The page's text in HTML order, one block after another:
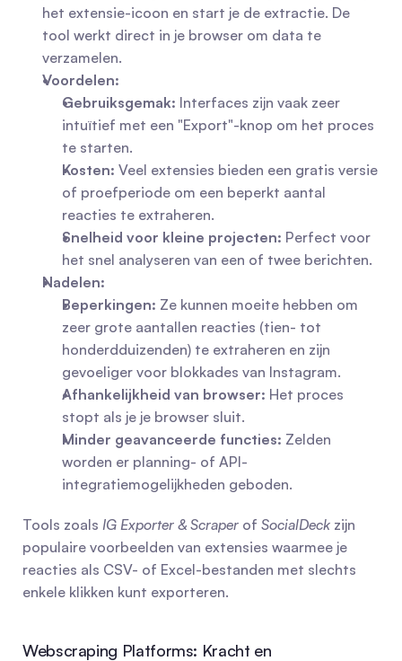
het extensie-icoon en start je de extractie. De
tool werkt direct in je browser om data te
verzamelen.
Voordelen:
Gebruiksgemak: Interfaces zijn vaak zeer
intuïtief met een "Export"-knop om het proces
te starten.
Kosten: Veel extensies bieden een gratis versie
of proefperiode om een beperkt aantal
reacties te extraheren.
Snelheid voor kleine projecten: Perfect voor
het snel analyseren van een of twee berichten.
Nadelen:
Beperkingen: Ze kunnen moeite hebben om
zeer grote aantallen reacties (tien- tot
honderdduizenden) te extraheren en zijn
gevoeliger voor blokkades van Instagram.
Afhankelijkheid van browser: Het proces
stopt als je je browser sluit.
Minder geavanceerde functies: Zelden
worden er planning- of API-
integratiemogelijkheden geboden.
Tools zoals IG Exporter & Scraper of SocialDeck zijn
populaire voorbeelden van extensies waarmee je
reacties als CSV- of Excel-bestanden met slechts
enkele klikken kunt exporteren.
Webscraping Platforms: Kracht en